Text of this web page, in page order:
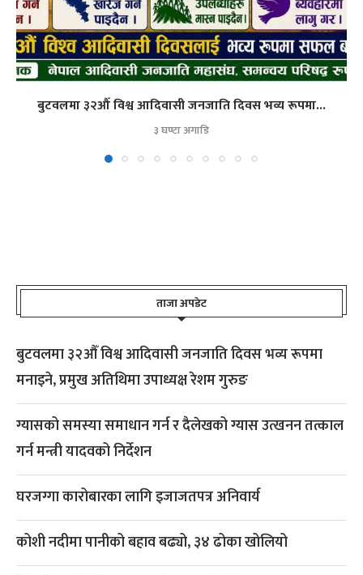
बुटवलमा ३२औँ विश्व आदिवासी जनजाति दिवस भव्य रूपमा...
३ घण्टा अगाडि
ताजा अपडेट
बुटवलमा ३२औँ विश्व आदिवासी जनजाति दिवस भव्य रूपमा
मनाइने, प्रमुख अतिथिमा उपाध्यक्ष रेशम गुरुङ
ग्यासको समस्या समाधान गर्न र दैलेखको ग्यास उत्खनन तत्काल
गर्न मन्त्री यादवको निर्देशन
घरजग्गा कारोबारका लागि इजाजतपत्र अनिवार्य
कोशी नदीमा पानीको बहाव बढ्यो, ३४ ढोका खोलियो